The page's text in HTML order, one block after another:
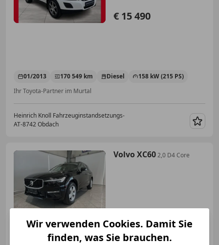
€ 15 490
01/2013 170 549 km Diesel
158 kW (215 PS)
Ihr Toyota-Partner im Murtal
Heinrich Knoll Fahrzeuginstandsetzungs-
AT-8742 Obdach
Volvo XC602,0 D4 Core
€ 35 490
Wir verwenden Cookies. Damit Sie
finden, was Sie brauchen.